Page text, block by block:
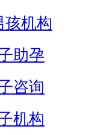
孩机构
助孕
咨询
机构